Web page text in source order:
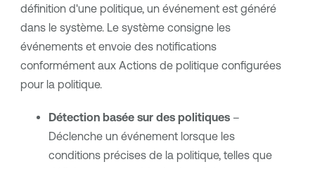
définition d'une politique, un événement est généré
dans le système. Le système consigne les
événements et envoie des notifications
conformément aux Actions de politique configurées
pour la politique.
Détection basée sur des politiques–
Déclenche un événement lorsque les
conditions précises de la politique, telles que